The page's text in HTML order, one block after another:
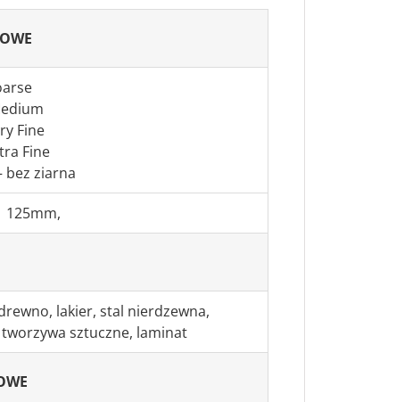
Fine
Fine
bez ziarna
125mm,
lakier, stal nierdzewna,
sztuczne, laminat